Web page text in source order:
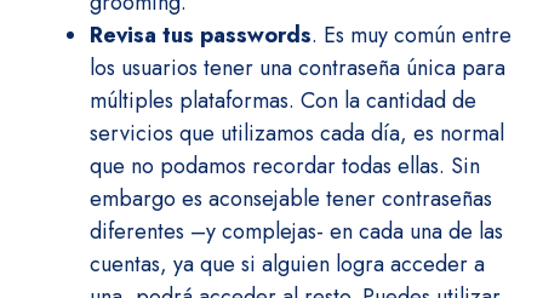
Revisa tus passwords. Es muy común entre
los usuarios tener una contraseña única para
múltiples plataformas. Con la cantidad de
servicios que utilizamos cada día, es normal
que no podamos recordar todas ellas. Sin
embargo es aconsejable tener contraseñas
diferentes –y complejas- en cada una de las
cuentas, ya que si alguien logra acceder a